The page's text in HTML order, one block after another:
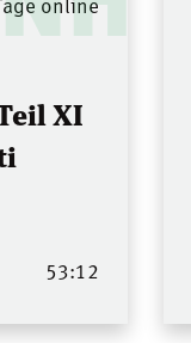
XI
53:12